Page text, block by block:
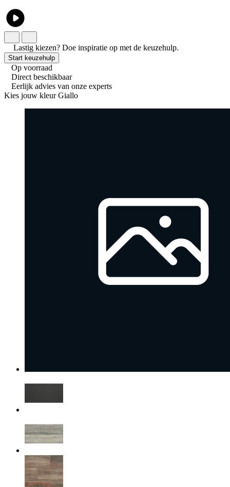
Lastig kiezen? Doe inspiratie op met de keuzehulp.
Start keuzehulp
Op voorraad
Direct beschikbaar
Eerlijk advies van onze experts
Kies jouw kleur Giallo